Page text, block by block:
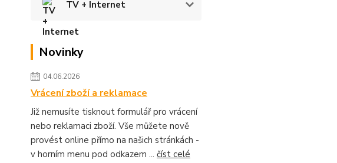
TV + Internet
Novinky
04.06.2026
Vrácení zboží a reklamace
Již nemusíte tisknout formulář pro vrácení
nebo reklamaci zboží. Vše můžete nově
provést online přímo na našich stránkách -
v horním menu pod odkazem ... číst celé